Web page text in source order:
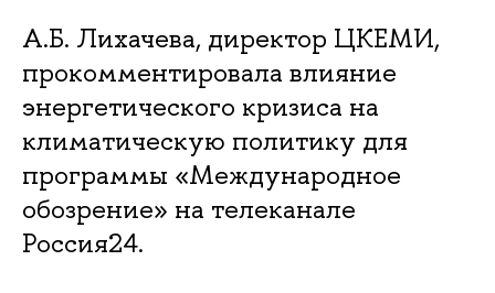
А.Б. Лихачева, директор ЦКЕМИ,
прокомментировала влияние
энергетического кризиса на
климатическую политику для
программы «Международное
обозрение» на телеканале
Россия24.